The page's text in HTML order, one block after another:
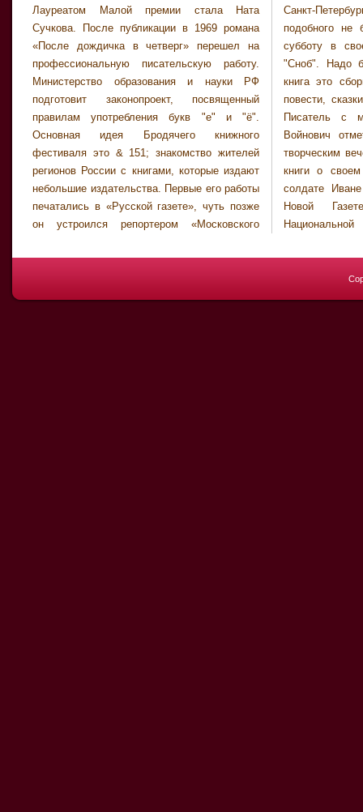
Лауреатом Малой премии стала Ната
Сучкова. После публикации в 1969 романа
«После дождичка в четверг» перешел на
профессиональную писательскую работу.
Министерство образования и науки РФ
подготовит законопроект, посвященный
правилам употребления букв "е" и "ё".
Основная идея Бродячего книжного
фестиваля это & 151; знакомство жителей
регионов России с книгами, которые издают
небольшие издательства. Первые его работы
печатались в «Русской газете», чуть позже
он устроился репортером «Московского
Санкт-Петербурге. Летом тоже ничего
подобного не было", - написал Сорокин в
субботу в своем блоге на сайте проекта
"Сноб". Надо было идти в палатку. Новая
книга это сборник старых и новых вещей:
повести, сказки, стихи, - говорит писатель.
Писатель с мировым именем Владимир
Войнович отметит в среду свое 75-летие
творческим вечером и презентацией третьей
книги о своем самом знаменитом герое -
солдате Иване Чонкине. Читать дальше в
Новой Газете >>> Призовой фонд
Национальной литературной премии,